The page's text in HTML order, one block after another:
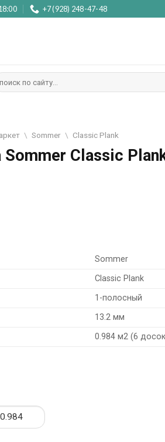
+7 (928) 248-47-48
\ Sommer \ Classic Plank
Classic
Sommer
Classic Plank
1-полосный
13.2 мм
0.984 м2 (6